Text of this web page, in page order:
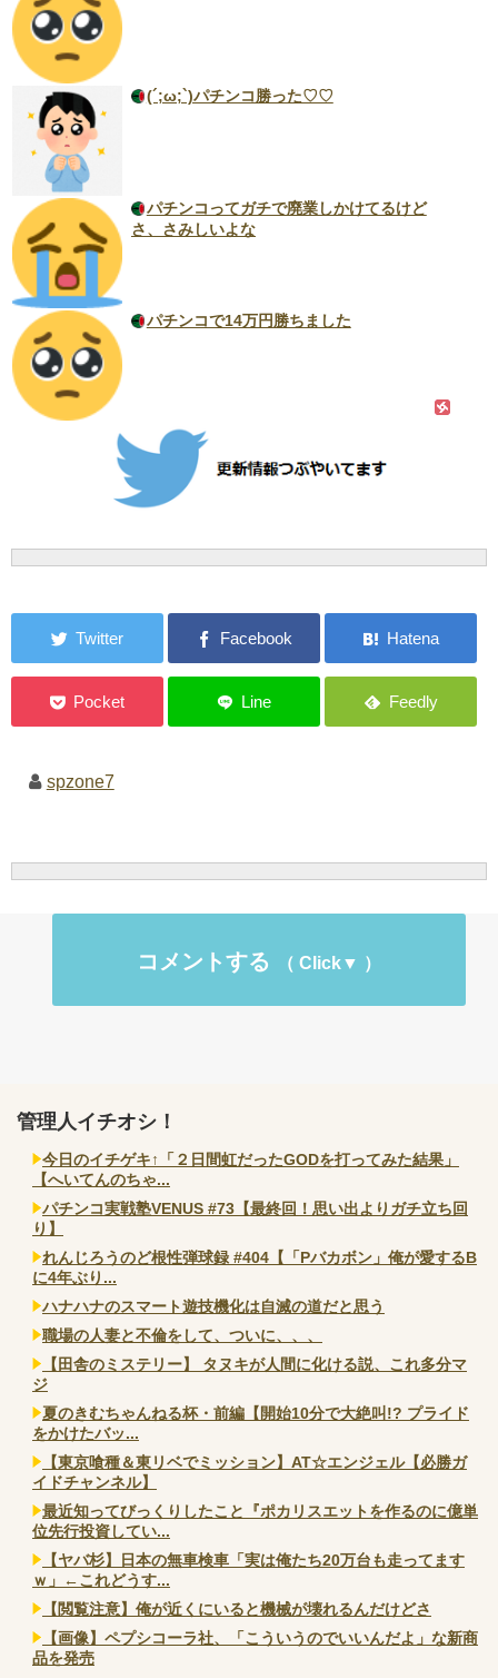
(´;ω;`)パチンコ勝った♡♡
パチンコってガチで廃業しかけてるけど
さ、さみしいよな
パチンコで14万円勝ちました
spzone7
コメントする
管理人イチオシ！
今日のイチゲキ↑「２日間虹だったGODを打ってみた結果」
【へいてんのちゃ...
パチンコ実戦塾VENUS #73【最終回！思い出よりガチ立ち回
り】
れんじろうのど根性弾球録 #404【「Pバカボン」俺が愛するB
に4年ぶり...
ハナハナのスマート遊技機化は自滅の道だと思う
職場の人妻と不倫をして、ついに、、、
【田舎のミステリー】 タヌキが人間に化ける説、これ多分マ
ジ
夏のきむちゃんねる杯・前編【開始10分で大絶叫!? プライド
をかけたバッ...
【東京喰種＆東リベでミッション】AT☆エンジェル【必勝ガ
イドチャンネル】
最近知ってびっくりしたこと『ポカリスエットを作るのに億単
位先行投資してい...
【ヤバ杉】日本の無車検車「実は俺たち20万台も走ってます
ｗ」←これどうす...
【閲覧注意】俺が近くにいると機械が壊れるんだけどさ
【画像】ペプシコーラ社、「こういうのでいいんだよ」な新商
品を発売